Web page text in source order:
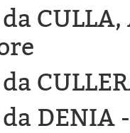
CULLA,
DENIA